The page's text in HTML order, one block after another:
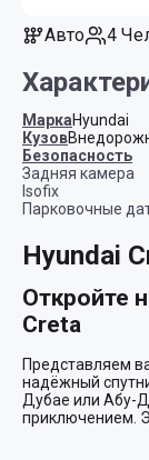
Авто 4
МаркаHyundai
Кузов
Безопасность
Задняя камера
Isofix
Парковочные
Hyundai
Откройте
Creta
Представляем
надёжный
Дубае или Абу-
приключением.
подарить вам